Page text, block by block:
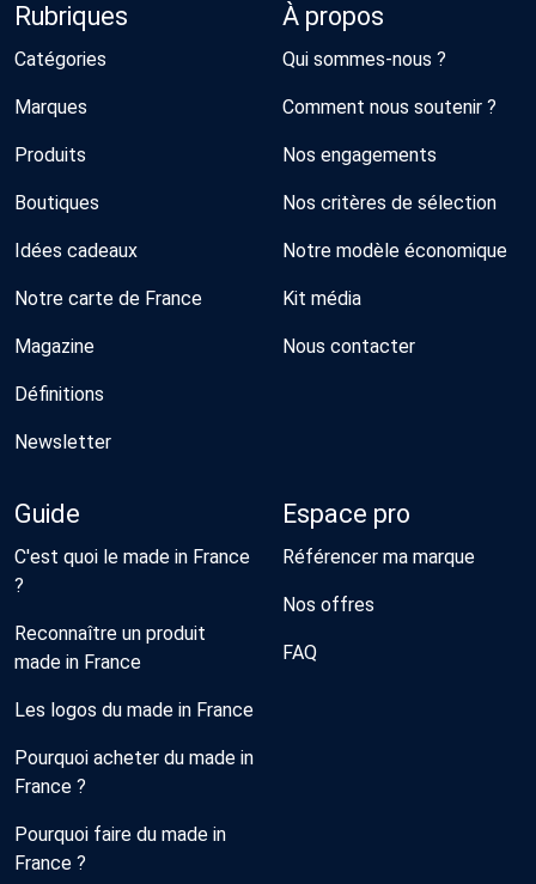
Rubriques
Catégories
Marques
Produits
Boutiques
Idées cadeaux
Notre carte de France
Magazine
Définitions
Newsletter
À propos
Qui sommes-nous ?
Comment nous soutenir ?
Nos engagements
Nos critères de sélection
Notre modèle économique
Kit média
Nous contacter
Guide
C'est quoi le made in France
?
Reconnaître un produit
made in France
Les logos du made in France
Pourquoi acheter du made in
France ?
Pourquoi faire du made in
France ?
Espace pro
Référencer ma marque
Nos offres
FAQ